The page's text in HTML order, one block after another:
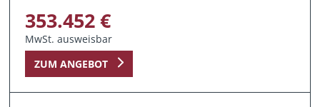
353.452 €
MwSt. ausweisbar
ZUM ANGEBOT